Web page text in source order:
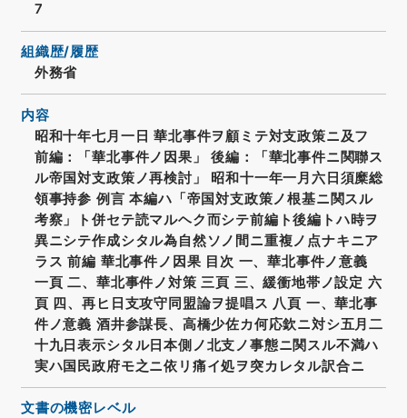
7
組織歴/履歴
外務省
内容
昭和十年七月一日 華北事件ヲ顧ミテ対支政策ニ及フ
前編：「華北事件ノ因果」 後編：「華北事件ニ関聯ス
ル帝国対支政策ノ再検討」 昭和十一年一月六日須糜総
領事持参 例言 本編ハ「帝国対支政策ノ根基ニ関スル
考察」ト併セテ読マルヘク而シテ前編ト後編トハ時ヲ
異ニシテ作成シタル為自然ソノ間ニ重複ノ点ナキニア
ラス 前編 華北事件ノ因果 目次 一、華北事件ノ意義
一頁 二、華北事件ノ対策 三頁 三、緩衝地帯ノ設定 六
頁 四、再ヒ日支攻守同盟論ヲ提唱ス 八頁 一、華北事
件ノ意義 酒井参謀長、高橋少佐カ何応欽ニ対シ五月二
十九日表示シタル日本側ノ北支ノ事態ニ関スル不満ハ
実ハ国民政府モ之ニ依リ痛イ処ヲ突カレタル訳合ニ
文書の機密レベル